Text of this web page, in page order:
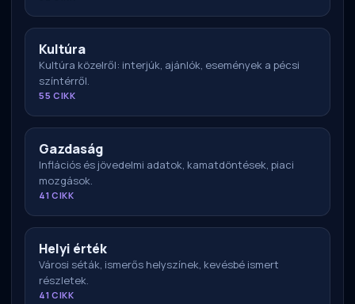
Kultúra
Kultúra közelről: interjúk, ajánlók, események a pécsi
színtérről.
55 CIKK
Gazdaság
Inflációs és jövedelmi adatok, kamatdöntések, piaci
mozgások.
41 CIKK
Helyi érték
Városi séták, ismerős helyszínek, kevésbé ismert
részletek.
41 CIKK